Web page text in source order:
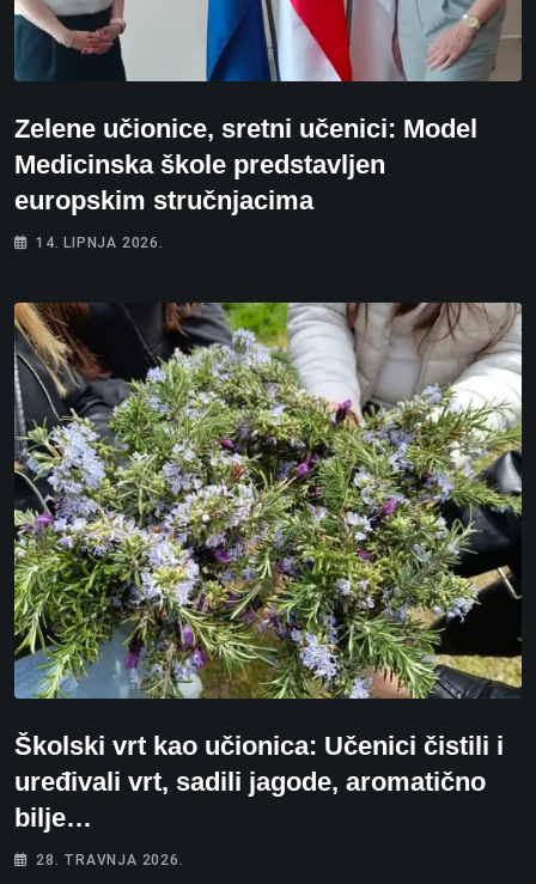
Zelene učionice, sretni učenici: Model
Medicinska škole predstavljen
europskim stručnjacima
14. LIPNJA 2026.
Školski vrt kao učionica: Učenici čistili i
uređivali vrt, sadili jagode, aromatično
bilje…
28. TRAVNJA 2026.